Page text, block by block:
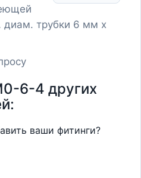
диам. трубки 6 мм x
6-4 других
ваши фитинги?